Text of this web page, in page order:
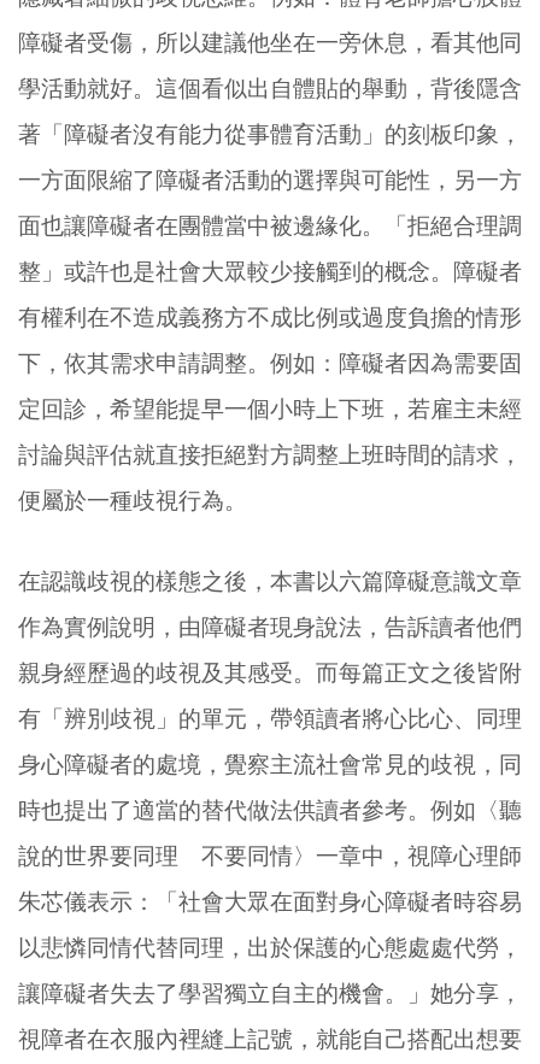
障礙者受傷，所以建議他坐在一旁休息，看其他同
學活動就好。這個看似出自體貼的舉動，背後隱含
著「障礙者沒有能力從事體育活動」的刻板印象，
一方面限縮了障礙者活動的選擇與可能性，另一方
面也讓障礙者在團體當中被邊緣化。「拒絕合理調
整」或許也是社會大眾較少接觸到的概念。障礙者
有權利在不造成義務方不成比例或過度負擔的情形
下，依其需求申請調整。例如：障礙者因為需要固
定回診，希望能提早一個小時上下班，若雇主未經
討論與評估就直接拒絕對方調整上班時間的請求，
便屬於一種歧視行為。
在認識歧視的樣態之後，本書以六篇障礙意識文章
作為實例說明，由障礙者現身說法，告訴讀者他們
親身經歷過的歧視及其感受。而每篇正文之後皆附
有「辨別歧視」的單元，帶領讀者將心比心、同理
身心障礙者的處境，覺察主流社會常見的歧視，同
時也提出了適當的替代做法供讀者參考。例如〈聽
說的世界要同理 不要同情〉一章中，視障心理師
朱芯儀表示：「社會大眾在面對身心障礙者時容易
以悲憐同情代替同理，出於保護的心態處處代勞，
讓障礙者失去了學習獨立自主的機會。」她分享，
視障者在衣服內裡縫上記號，就能自己搭配出想要